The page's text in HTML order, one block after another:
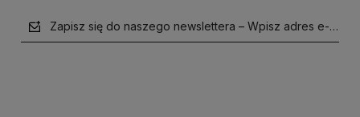
Zapisz się do naszego newslettera – Wpisz adres e-mail